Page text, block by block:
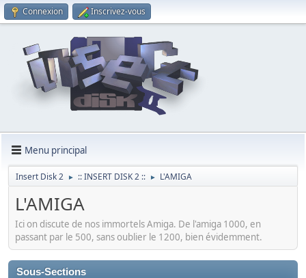
Connexion Inscrivez-vous
Menu principal
Insert Disk 2 ► :: INSERT DISK 2 :: ► L'AMIGA
L'AMIGA
Ici on discute de nos immortels Amiga. De l'amiga 1000, en
passant par le 500, sans oublier le 1200, bien évidemment.
Sous-Sections